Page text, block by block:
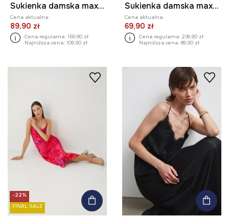
Sukienka damska maxi z cekinami
Cena aktualna:
89,90 zł
Cena regularna: 159,90 zł
Najniższa cena: 109,90 zł
Sukienka damska maxi z kolekcji Karolina Matyjaszkowicz x Medicine kolor czarny
Cena aktualna:
69,90 zł
Cena regularna: 239,90 zł
Najniższa cena: 89,90 zł
-22%
FINAL SALE